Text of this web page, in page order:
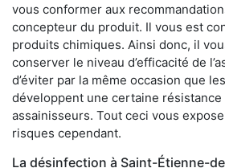
vous conformer aux
concepteur du produit. Il vous est
produits chimiques. Ainsi donc, il
conserver le niveau d’efficacité de
d’éviter par la même occasion que
développent une certaine résistance
assainisseurs. Tout ceci vous
risques cependant.
La désinfection à Saint-Étienne-